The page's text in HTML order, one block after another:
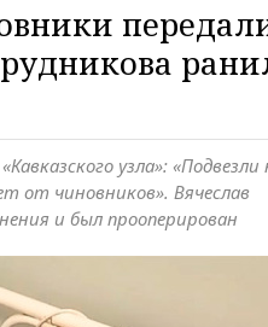
узла»: «Подвезли
от чиновников». Вячеслав
и был прооперирован